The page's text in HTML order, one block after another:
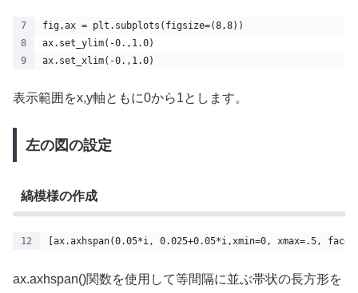
fig,ax = plt.subplots(figsize=(8,8))
ax.set_ylim(-0.,1.0)
ax.set_xlim(-0.,1.0)
表示範囲をx,y軸ともに0から1とします。
左の図の設定
縞模様の作成
[ax.axhspan(0.05*i, 0.025+0.05*i,xmin=0, xmax=.5,
ax.axhspan()関数を使用して等間隔に並ぶ帯状の長方形を